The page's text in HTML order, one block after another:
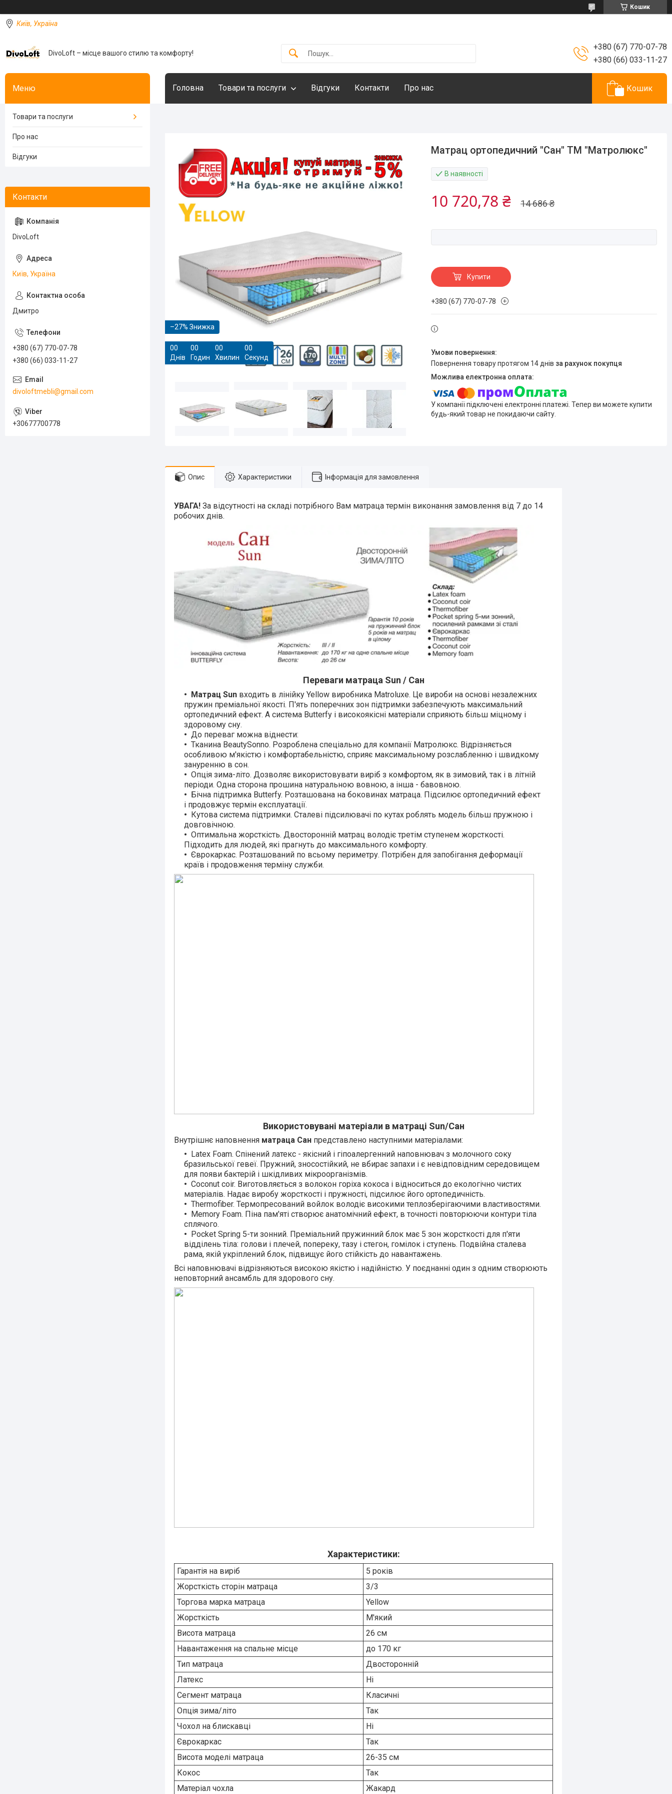
Кошик
Київ, Україна
DivoLoft – місце вашого стилю та комфорту!
+380 (67) 770-07-78
+380 (66) 033-11-27
Головна Товари та послуги Відгуки Контакти Про нас Кошик
–27%
00
Днів
00
Годин
00
Хвилин
00
Секунд
Матрац ортопедичний "Сан" ТМ "Матролюкс"
В наявності
14 686 ₴
10 720,78 ₴
Купити
+380 (67) 770-07-78
повернення товару протягом 14 днів за рахунок покупця
У компанії підключені електронні платежі. Тепер ви можете купити
будь-який товар не покидаючи сайту.
Опис Характеристики Інформація для замовлення
УВАГА! За відсутності на складі потрібного Вам матраца термін виконання замовлення від 7 до 14
робочих днів.
Переваги матраца Sun / Сан
Матрац Sun входить в лінійку Yellow виробника Matroluxe. Це вироби на основі незалежних
пружин преміальної якості. П'ять поперечних зон підтримки забезпечують максимальний
ортопедичний ефект. А система Butterfy і високоякісні матеріали сприяють більш міцному і
здоровому сну.
До переваг можна віднести:
Тканина BeautySonno. Розроблена спеціально для компанії Матролюкс. Відрізняється
особливою м'якістю і комфортабельністю, сприяє максимальному розслабленню і швидкому
зануренню в сон.
Опція зима-літо. Дозволяє використовувати виріб з комфортом, як в зимовий, так і в літній
періоди. Одна сторона прошина натуральною вовною, а інша - бавовною.
Бічна підтримка Butterfy. Розташована на боковинах матраца. Підсилює ортопедичний ефект
і продовжує термін експлуатації.
Кутова система підтримки. Сталеві підсилювачі по кутах роблять модель більш пружною і
довговічною.
Оптимальна жорсткість. Двосторонній матрац володіє третім ступенем жорсткості.
Підходить для людей, які прагнуть до максимального комфорту.
Єврокаркас. Розташований по всьому периметру. Потрібен для запобігання деформації
країв і продовження терміну служби.
Використовувані матеріали в матраці Sun/Сан
Внутрішнє наповнення матраца Сан представлено наступними матеріалами:
Latex Foam. Спінений латекс - якісний і гіпоалергенний наповнювач з молочного соку
бразильської гевеї. Пружний, зносостійкий, не вбирає запахи і є невідповідним середовищем
для появи бактерій і шкідливих мікроорганізмів.
Coconut coir. Виготовляється з волокон горіха кокоса і відноситься до екологічно чистих
матеріалів. Надає виробу жорсткості і пружності, підсилює його ортопедичність.
Thermofiber. Термопресований войлок володіє високими теплозберігаючими властивостями.
Memory Foam. Піна пам'яті створює анатомічний ефект, в точності повторюючи контури тіла
сплячого.
Pocket Spring 5-ти зонний. Преміальний пружинний блок має 5 зон жорсткості для п'яти
відділень тіла: голови і плечей, попереку, тазу і стегон, гомілок і ступень. Подвійна сталева
рама, якій укріплений блок, підвищує його стійкість до навантажень.
Всі наповнювачі відрізняються високою якістю і надійністю. У поєднанні один з одним створюють
неповторний ансамбль для здорового сну.
Характеристики:
Гарантія на виріб
5 років
Жорсткість сторін матраца
3/3
Торгова марка матраца
Yellow
Жорсткість
М'який
Висота матраца
26 см
Навантаження на спальне місце
до 170 кг
Тип матраца
Двосторонній
Латекс
Ні
Сегмент матраца
Класичні
Опція зима/літо
Так
Чохол на блискавці
Ні
Єврокаркас
Так
Висота моделі матраца
26-35 см
Кокос
Так
Матеріал чохла
Жакард
Товари та послуги
Про нас
Відгуки
DivoLoft
Київ, Україна
Дмитро
+380 (67) 770-07-78
+380 (66) 033-11-27
divoloftmebli@gmail.com
+30677700778